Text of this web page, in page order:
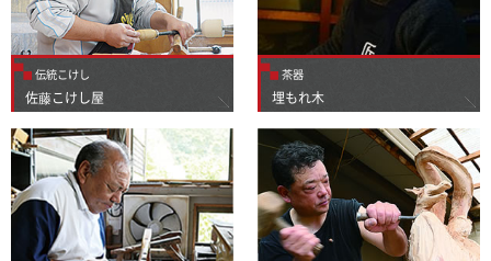
伝統こけし
佐藤こけし屋
茶器
埋もれ木